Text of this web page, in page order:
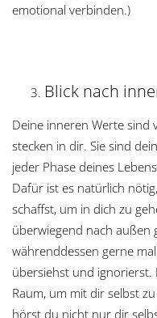
emotional verbinden.)
Blick nach
Deine inneren Werte sind
stecken in dir. Sie sind
jeder Phase deines
Dafür ist es natürlich
schaffst, um in dich zu
überwiegend nach außen
währenddessen gerne
übersiehst und ignorierst.
Raum, um mit dir selbst
hörst du nicht nur dir